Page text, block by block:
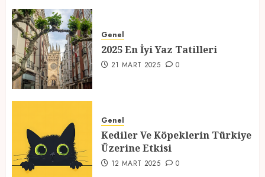
1
12 MART 2025
Genel
2025 En İyi Yaz Tatilleri
21 MART 2025 0
Genel
Kediler Ve Köpeklerin Türkiye
Üzerine Etkisi
12 MART 2025 0